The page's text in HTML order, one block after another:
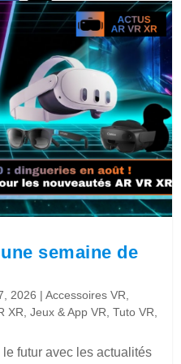
semaine de
2026 |Accessoires VR,
XR,Jeux & App VR,Tuto VR,
futur avec les actualités